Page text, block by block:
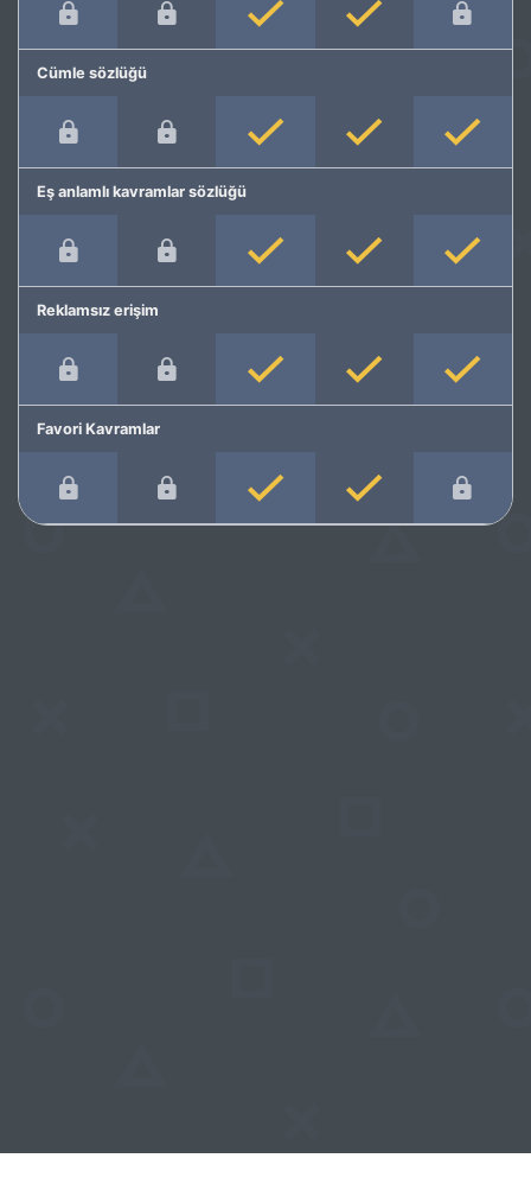
Cümle sözlüğü
Eş anlamlı kavramlar sözlüğü
Reklamsız erişim
Favori Kavramlar